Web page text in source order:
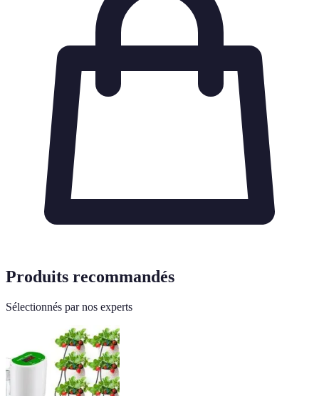
Produits recommandés
Sélectionnés par nos experts